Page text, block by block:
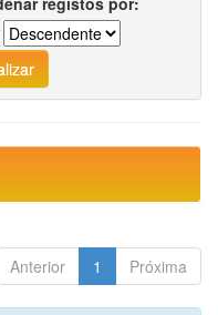
Anterior 1 Próxima